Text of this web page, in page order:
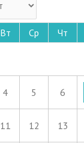
Вт Ср Чт
4 5 6
11 12 13